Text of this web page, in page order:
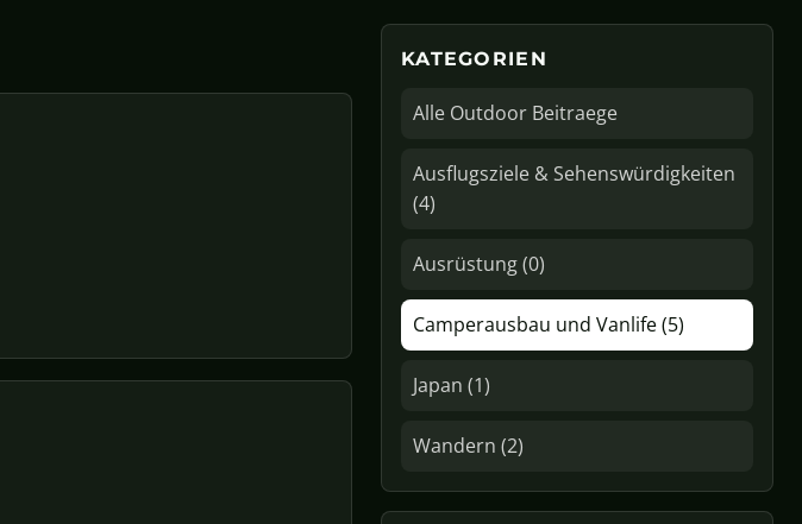
KATEGORIEN
Alle Outdoor Beitraege
Ausflugsziele & Sehenswürdigkeiten
(4)
Ausrüstung (0)
Camperausbau und Vanlife (5)
Japan (1)
Wandern (2)